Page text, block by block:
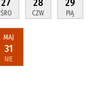
27
ŚRO
28
CZW
29
PIĄ
MAJ
31
NIE